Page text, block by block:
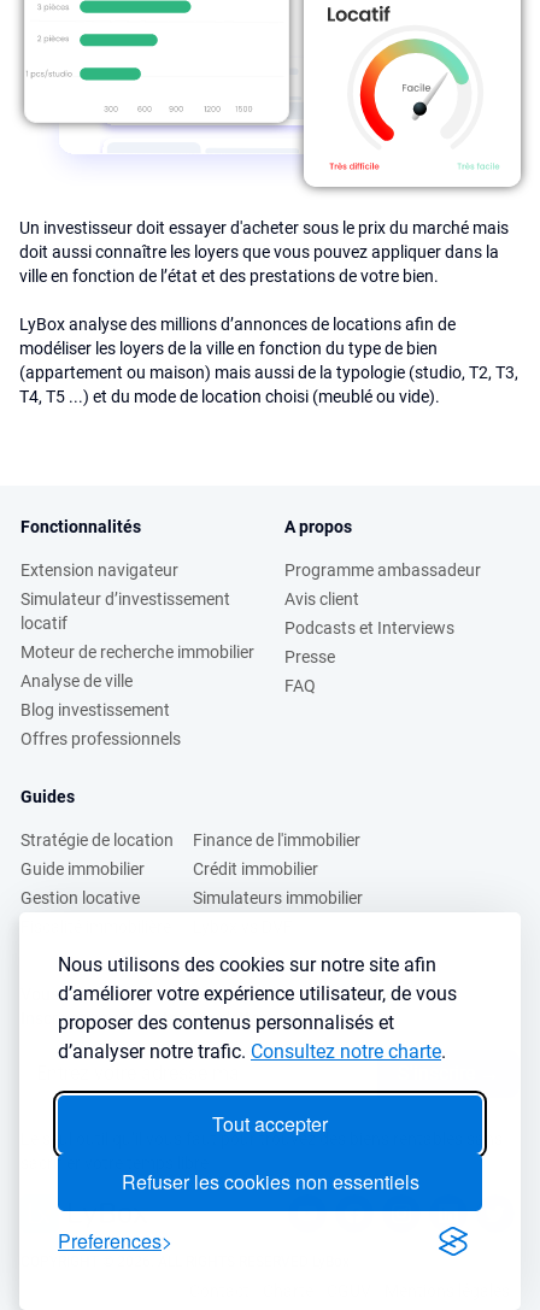
Nous utilisons des cookies sur notre site afin
d’améliorer votre expérience utilisateur, de vous
proposer des contenus personnalisés et
d’analyser notre trafic. Consultez notre charte.
Tout accepter
Refuser les cookies non essentiels
Preferences
Un investisseur doit essayer d'acheter sous le prix du marché mais
doit aussi connaître les loyers que vous pouvez appliquer dans la
ville en fonction de l’état et des prestations de votre bien.
LyBox analyse des millions d’annonces de locations afin de
modéliser les loyers de la ville en fonction du type de bien
(appartement ou maison) mais aussi de la typologie (studio, T2, T3,
T4, T5 ...) et du mode de location choisi (meublé ou vide).
Fonctionnalités
Extension navigateur
Simulateur d’investissement
locatif
Moteur de recherche immobilier
Analyse de ville
Blog investissement
Offres professionnels
A propos
Programme ambassadeur
Avis client
Podcasts et Interviews
Presse
FAQ
Guides
Stratégie de location
Guide immobilier
Gestion locative
Finance de l'immobilier
Crédit immobilier
Simulateurs immobilier
Vous voulez apprendre à investir dans l’immobilier ?
Inscrivez vous à notre newsletter gratuite :
Le seul outil qu’il vous faut pour trouvez des biens rentables sans
sacrifier votre temps libre